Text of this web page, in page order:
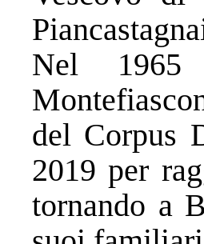
Nel 1965
del Corpus
2019 per
tornando a